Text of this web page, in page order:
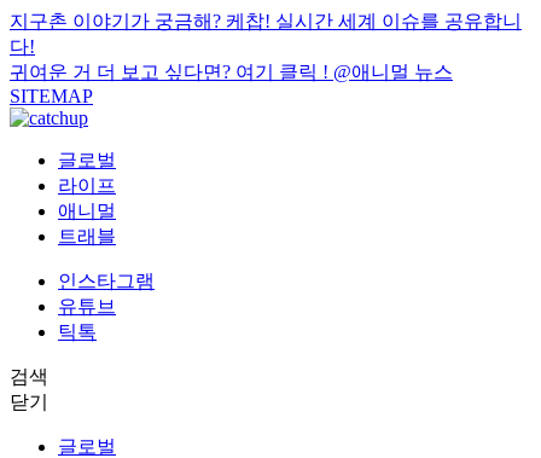
지구촌 이야기가 궁금해? 케찹! 실시간 세계 이슈를 공유합니
다!
귀여운 거 더 보고 싶다면? 여기 클릭 ! @애니멀 뉴스
SITEMAP
글로벌
라이프
애니멀
트래블
인스타그램
유튜브
틱톡
검색
닫기
글로벌